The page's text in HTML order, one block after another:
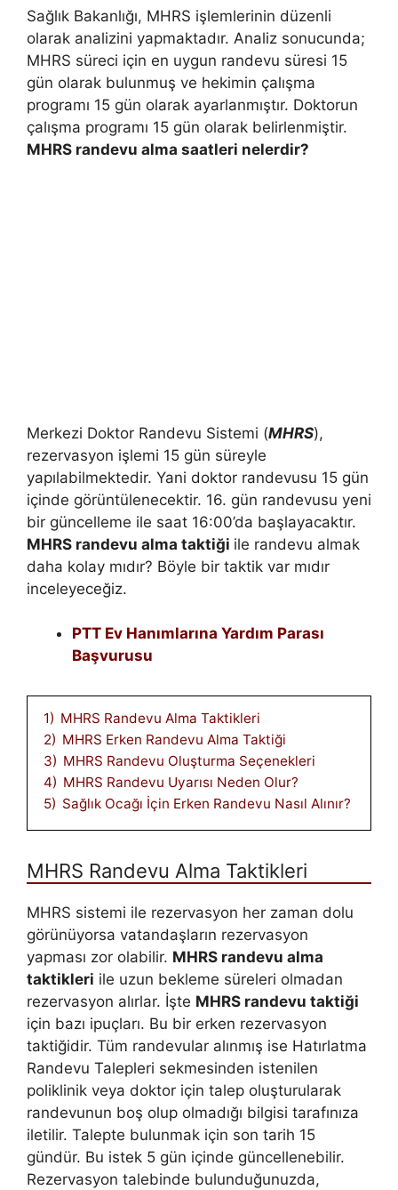
Sağlık Bakanlığı, MHRS işlemlerinin düzenli
olarak analizini yapmaktadır. Analiz sonucunda;
MHRS süreci için en uygun randevu süresi 15
gün olarak bulunmuş ve hekimin çalışma
programı 15 gün olarak ayarlanmıştır. Doktorun
çalışma programı 15 gün olarak belirlenmiştir.
MHRS randevu alma saatleri nelerdir?
Merkezi Doktor Randevu Sistemi (MHRS),
rezervasyon işlemi 15 gün süreyle
yapılabilmektedir. Yani doktor randevusu 15 gün
içinde görüntülenecektir. 16. gün randevusu yeni
bir güncelleme ile saat 16:00’da başlayacaktır.
MHRS randevu alma taktiği ile randevu almak
daha kolay mıdır? Böyle bir taktik var mıdır
inceleyeceğiz.
PTT Ev Hanımlarına Yardım Parası
Başvurusu
1) MHRS Randevu Alma Taktikleri
2) MHRS Erken Randevu Alma Taktiği
3) MHRS Randevu Oluşturma Seçenekleri
4) MHRS Randevu Uyarısı Neden Olur?
5) Sağlık Ocağı İçin Erken Randevu Nasıl Alınır?
MHRS Randevu Alma Taktikleri
MHRS sistemi ile rezervasyon her zaman dolu
görünüyorsa vatandaşların rezervasyon
yapması zor olabilir. MHRS randevu alma
taktikleri ile uzun bekleme süreleri olmadan
rezervasyon alırlar. İşte MHRS randevu taktiği
için bazı ipuçları. Bu bir erken rezervasyon
taktiğidir. Tüm randevular alınmış ise Hatırlatma
Randevu Talepleri sekmesinden istenilen
poliklinik veya doktor için talep oluşturularak
randevunun boş olup olmadığı bilgisi tarafınıza
iletilir. Talepte bulunmak için son tarih 15
gündür. Bu istek 5 gün içinde güncellenebilir.
Rezervasyon talebinde bulunduğunuzda,